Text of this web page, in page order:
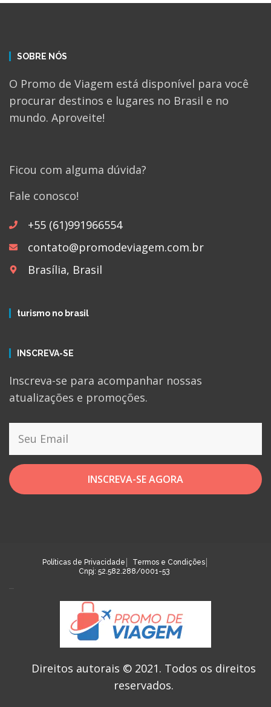
SOBRE NÓS
O Promo de Viagem está disponível para você
procurar destinos e lugares no Brasil e no
mundo. Aproveite!
Ficou com alguma dúvida?
Fale conosco!
+55 (61)991966554
contato@promodeviagem.com.br
Brasília, Brasil
turismo no brasil
INSCREVA-SE
Inscreva-se para acompanhar nossas
atualizações e promoções.
INSCREVA-SE AGORA
Políticas de Privacidade
Termos e Condições
Cnpj: 52.582.288/0001-53
Direitos autorais © 2021. Todos os direitos
reservados.